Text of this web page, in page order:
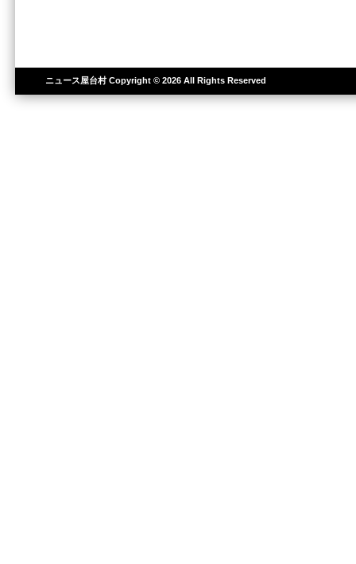
ニュース屋台村Copyright © 2026 All Rights Reserved